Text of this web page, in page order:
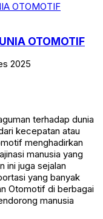
OTOMOTIF
2025
terhadap dunia
kecepatan atau
menghadirkan
manusia yang
ini juga sejalan
yang banyak
Otomotif di berbagai
manusia